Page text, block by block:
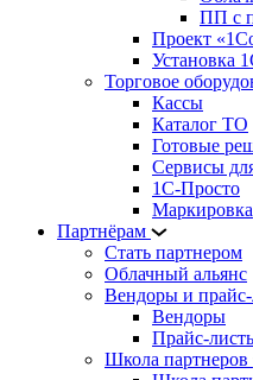
ПП с
Проект
Установка
Торговое
Кассы
Каталог ТО
Готовые
Сервисы
1С-Просто
Маркировка
Партнёрам
Стать партнером
Облачный альянс
Вендоры и
Вендоры
Прайс-
Школа партнеров